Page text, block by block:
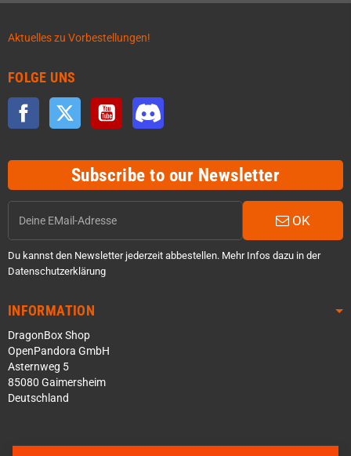
Aktuelles zu Vorbestellungen!
FOLGE UNS
Facebook Twitter YouTube
Subscribe to our Newsletter
OK
Du kannst den Newsletter jederzeit abbestellen. Mehr Infos dazu in der
Datenschutzerklärung
INFORMATION
DragonBox Shop
OpenPandora GmbH
Asternweg 5
85080 Gaimersheim
Deutschland